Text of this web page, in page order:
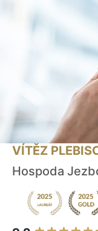
VÍTĚZ
Hospoda